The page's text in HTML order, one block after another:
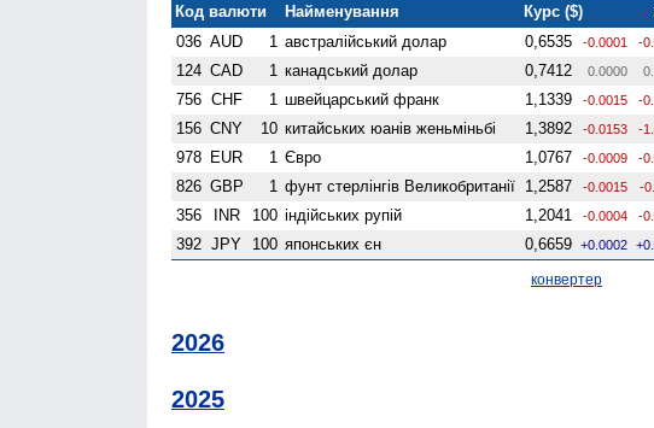
Код валюти Найменування
Курс ($)
036 AUD 1 австралійський долар 0,6535 -0.0001 -
124 CAD 1 канадський долар 0,7412 0.0000
756 CHF 1 швейцарський франк 1,1339 -0.0015 -
156 CNY 10 китайських юанів женьмiньбi 1,3892 -0.0153 -
978 EUR 1 Євро 1,0767 -0.0009 -
826 GBP 1 фунт стерлінгів Велико­британії 1,2587 -0.0015 -
356 INR 100 індійських рупій 1,2041 -0.0004 -
392 JPY 100 японських єн 0,6659 +0.0002
конвертер
2026
2025